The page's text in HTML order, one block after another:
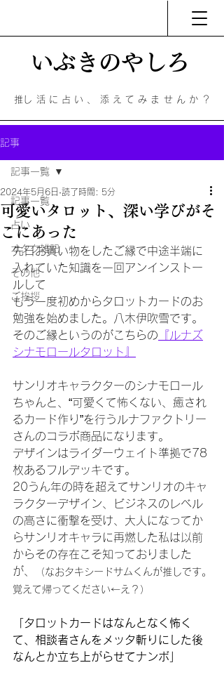
いぶきのやしろ
​​推し活に占い、添えてみませんか？
記事
記事一覧
占い
オタク雑記
その他
ご挨拶
記事一覧
可愛いタロット、深い学びがそ
こにあった
2024年5月6日 読了時間: 5分
先日お買い物をしたご縁で中途半端に
入れていた知識を一回アンインストー
ルして
もう一度初めからタロットカードのお
勉強を始めました。八木伊吹雪です。
そのご縁というのがこちらの 『ルナズ
シナモロールタロット』
サンリオキャラクターのシナモロール
ちゃんと、“可愛くて怖くない、癒され
るカード作り”を行うルナファクトリー
さんのコラボ商品になります。
デザインはライダーウェイト準拠で78
枚あるフルデッキです。
20うん年の時を超えてサンリオのキャ
ラクターデザイン、ビジネスのレベル
の高さに衝撃を受け、大人になってか
らサンリオキャラに再燃した私は以前
からその存在こそ知っておりました
が、
（なおタキシードサムくんが推しです。
覚えて帰ってください←え？）
「タロットカードはなんとなく怖く
て、相談者さんをメッタ斬りにした後
なんとか立ち上がらせてナンボ」